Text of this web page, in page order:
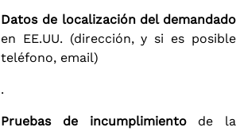
Datos de localización del demandado
en EE.UU. (dirección, y si es posible
teléfono, email)​
.
Pruebas de incumplimientode la